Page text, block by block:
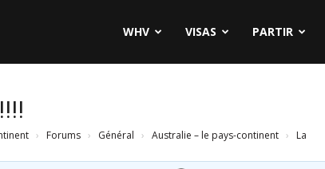
WHV VISAS PARTIR
› Forums › Général › Australie – le pays-continent ›
La